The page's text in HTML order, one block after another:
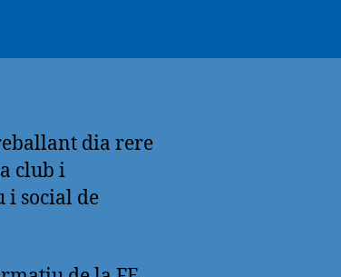
dia rere
club i
i social de